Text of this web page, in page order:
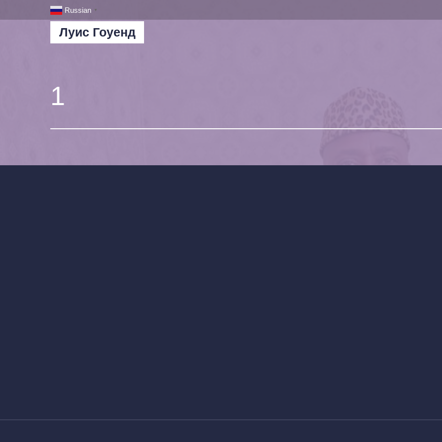
Russian ▼
Луис Гоуенд
1